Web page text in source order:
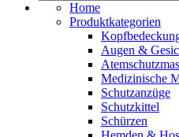
Home
Produktkategorien
Augen &
Medizinische
Schutzanzüge
Schutzkittel
Schürzen